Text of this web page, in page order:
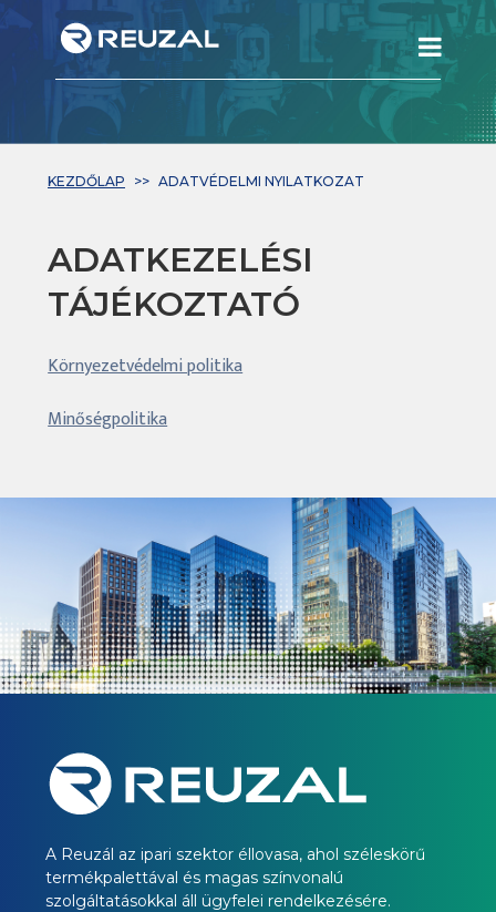
KEZDŐLAP ADATVÉDELMI NYILATKOZAT
ADATKEZELÉSI
TÁJÉKOZTATÓ
Környezetvédelmi politika
Minőségpolitika
A Reuzál az ipari szektor éllovasa, ahol széleskörű
termékpalettával és magas színvonalú
szolgáltatásokkal áll ügyfelei rendelkezésére.